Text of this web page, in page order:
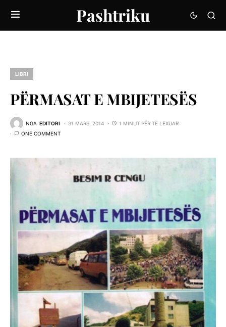
Pashtriku
LIBRI
PËRMASAT E MBIJETESËS
NGA EDITORI 31 MARS, 2014
1 MINUT PËR TË LEXUAR
ONE COMMENT